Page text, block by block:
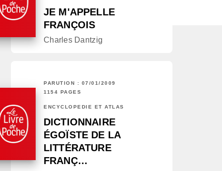
JE M'APPELLE
FRANÇOIS
Charles Dantzig
PARUTION : 07/01/2009
1154 PAGES
ENCYCLOPÉDIE ET ATLAS
DICTIONNAIRE
ÉGOÏSTE DE LA
LITTÉRATURE
FRANÇ…